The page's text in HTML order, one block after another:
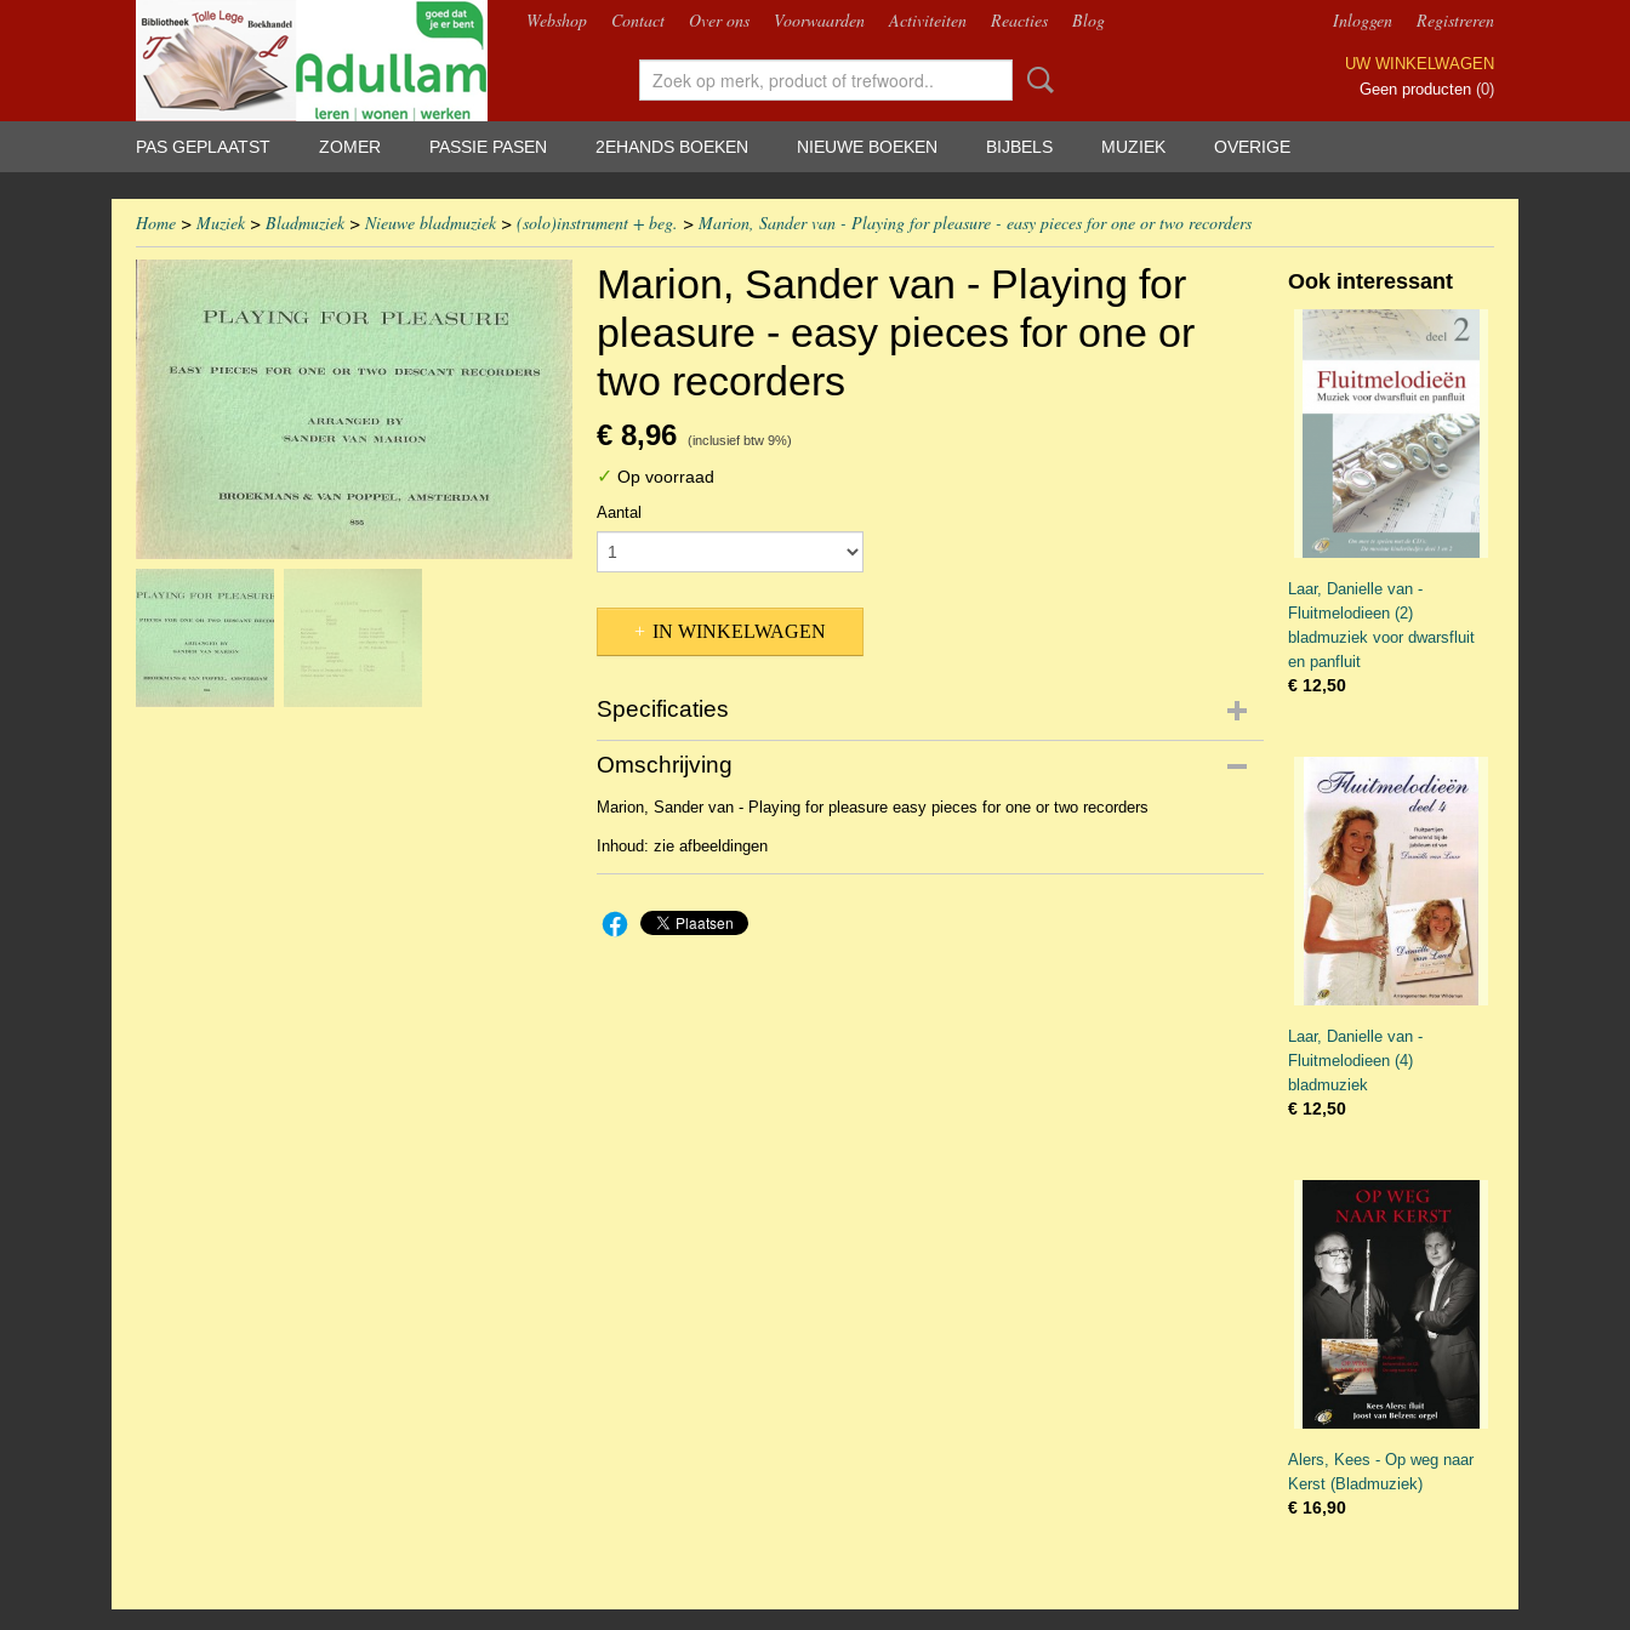
Webshop Contact Over ons Voorwaarden Activiteiten Reacties Blog Inloggen Registreren
UW WINKELWAGEN
Geen producten (0)
PAS GEPLAATST ZOMER PASSIE PASEN 2EHANDS BOEKEN NIEUWE BOEKEN BIJBELS MUZIEK OVERIGE
Home > Muziek> Bladmuziek> Nieuwe bladmuziek> (solo)instrument + beg. > Marion, Sander van - Playing for pleasure - easy pieces for one or two recorders
Marion, Sander van - Playing for
pleasure - easy pieces for one or
two recorders
€ 8,96 (inclusief btw 9%)
✓ Op voorraad
Aantal
IN WINKELWAGEN
Specificaties
Productcode
EAN code
Omschrijving
Marion, Sander van - Playing for pleasure easy pieces for one or two recorders
Inhoud: zie afbeeldingen
Ook interessant
Laar, Danielle van -
Fluitmelodieen (2)
bladmuziek voor dwarsfluit
en panfluit
€ 12,50
Laar, Danielle van -
Fluitmelodieen (4)
bladmuziek
€ 12,50
Alers, Kees - Op weg naar
Kerst (Bladmuziek)
€ 16,90